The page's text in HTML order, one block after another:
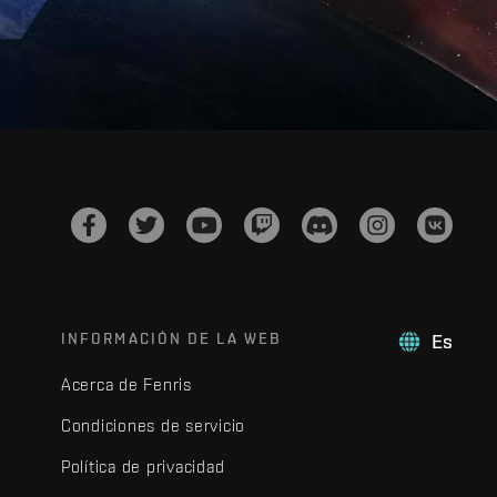
Es
INFORMACIÓN DE LA WEB
Acerca de Fenris
Condiciones de servicio
Política de privacidad